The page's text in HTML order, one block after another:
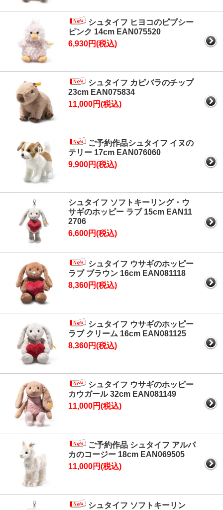
シュタイフ ヒヨコのピプシー
ピンク 14cm EAN075520
6,930円(税込)
シュタイフ カピバラのチップ
23cm EAN075834
11,000円(税込)
ご予約作品シュタイフ イヌの
テリー 17cm EAN076060
9,900円(税込)
シュタイフ ソフトキーリング・ウ
サギのホッピー ラブ 15cm EAN11
2706
6,600円(税込)
シュタイフ ウサギのホッピー
ラブ ブラウン 16cm EAN081118
8,360円(税込)
シュタイフ ウサギのホッピー
ラブ クリーム 16cm EAN081125
8,360円(税込)
シュタイフ ウサギのホッピー
カウガール 32cm EAN081149
11,000円(税込)
ご予約作品 シュタイフ アルパ
カのコージー 18cm EAN069505
11,000円(税込)
シュタイフ ソフトキーリン